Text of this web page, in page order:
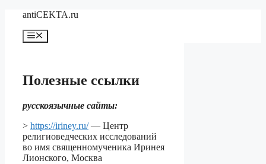
Перейти
содержимому
antiCEKTA.ru
Меню
Полезные ссылки
русскоязычные сайты:
> https://iriney.ru/— Центр
религиоведческих исследований
во имя священномученика Иринея
Лионского, Москва